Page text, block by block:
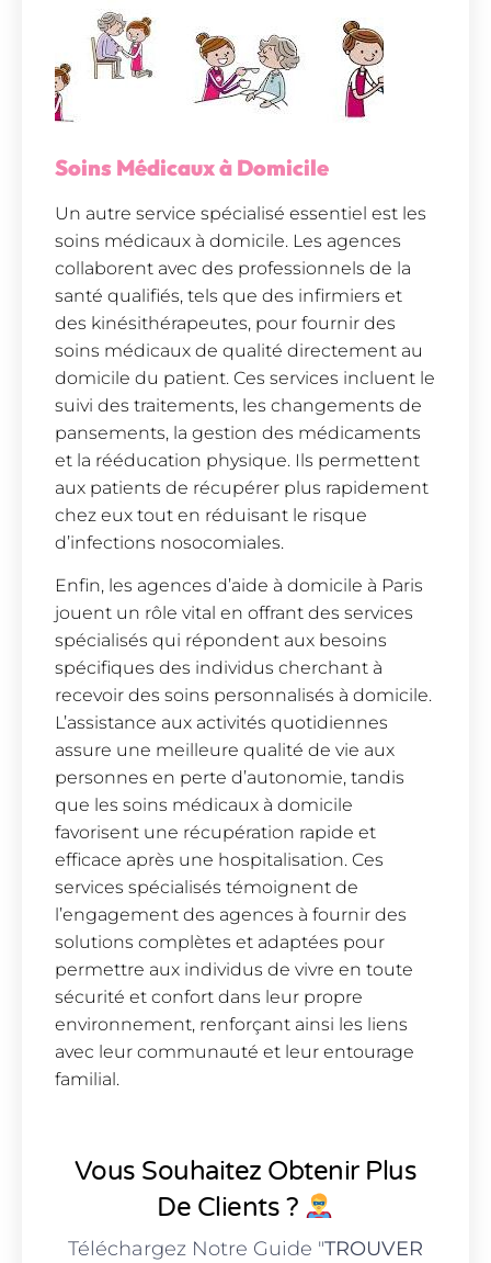
Soins Médicaux à Domicile
Un autre service spécialisé essentiel est les
soins médicaux à domicile. Les agences
collaborent avec des professionnels de la
santé qualifiés, tels que des infirmiers et
des kinésithérapeutes, pour fournir des
soins médicaux de qualité directement au
domicile du patient. Ces services incluent le
suivi des traitements, les changements de
pansements, la gestion des médicaments
et la rééducation physique. Ils permettent
aux patients de récupérer plus rapidement
chez eux tout en réduisant le risque
d’infections nosocomiales.
Enfin, les agences d’aide à domicile à Paris
jouent un rôle vital en offrant des services
spécialisés qui répondent aux besoins
spécifiques des individus cherchant à
recevoir des soins personnalisés à domicile.
L’assistance aux activités quotidiennes
assure une meilleure qualité de vie aux
personnes en perte d’autonomie, tandis
que les soins médicaux à domicile
favorisent une récupération rapide et
efficace après une hospitalisation. Ces
services spécialisés témoignent de
l’engagement des agences à fournir des
solutions complètes et adaptées pour
permettre aux individus de vivre en toute
sécurité et confort dans leur propre
environnement, renforçant ainsi les liens
avec leur communauté et leur entourage
familial.
Vous Souhaitez Obtenir Plus
De Clients ?
Téléchargez Notre Guide "TROUVER